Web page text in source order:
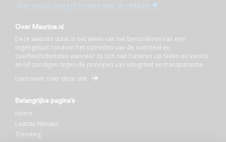
Stuur uw tip, vraag of verzoek naar de redactie
Over Maurice.nl
Deze website staat in het teken van het bevorderen van een
tegengeluid rondom het optreden van de overheid en
overheidsdiensten wanneer zij zich niet baseren op feiten en kennis
en/of zondigen tegen de principes van integriteit en transparantie.
Lees meer over deze site
Belangrijke pagina’s
Home
Laatste Nieuws
Trending